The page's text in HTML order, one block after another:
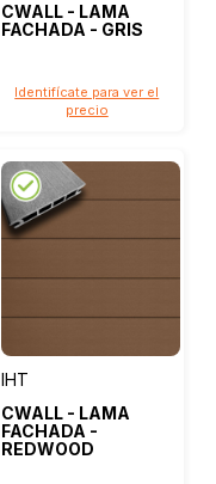
CWALL - LAMA
FACHADA - GRIS
Identifícate para ver el
precio
IHT
CWALL - LAMA
FACHADA -
REDWOOD